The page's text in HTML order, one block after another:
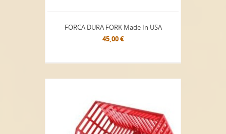
FORCA DURA FORK Made In USA
45,00 €